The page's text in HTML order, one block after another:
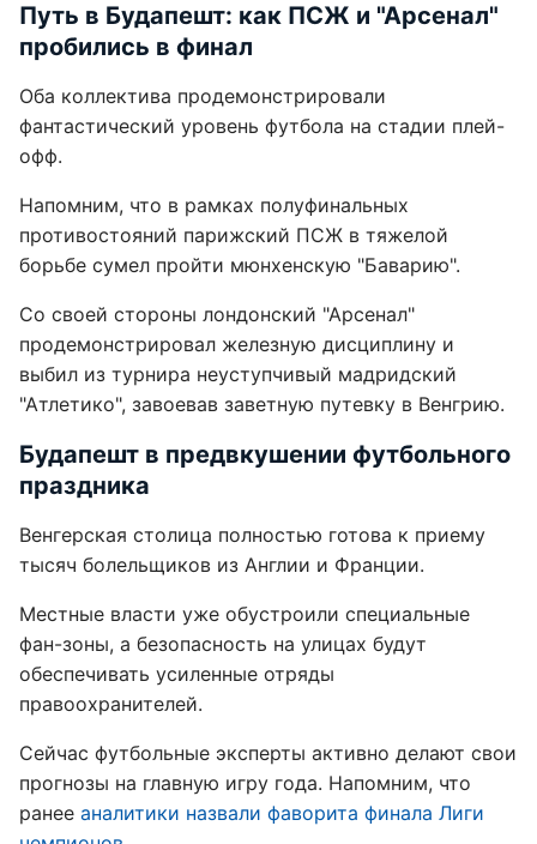
Путь в Будапешт: как ПСЖ и "Арсенал"
пробились в финал
Оба коллектива продемонстрировали
фантастический уровень футбола на стадии плей-
офф.
Напомним, что в рамках полуфинальных
противостояний парижский ПСЖ в тяжелой
борьбе сумел пройти мюнхенскую "Баварию".
Со своей стороны лондонский "Арсенал"
продемонстрировал железную дисциплину и
выбил из турнира неуступчивый мадридский
"Атлетико", завоевав заветную путевку в Венгрию.
Будапешт в предвкушении футбольного
праздника
Венгерская столица полностью готова к приему
тысяч болельщиков из Англии и Франции.
Местные власти уже обустроили специальные
фан-зоны, а безопасность на улицах будут
обеспечивать усиленные отряды
правоохранителей.
Сейчас футбольные эксперты активно делают свои
прогнозы на главную игру года. Напомним, что
ранее аналитики назвали фаворита финала Лиги